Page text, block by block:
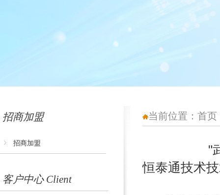
招商加盟
招商加盟
客户中心 Client
当前位置： 首页
"
恒泰通技术